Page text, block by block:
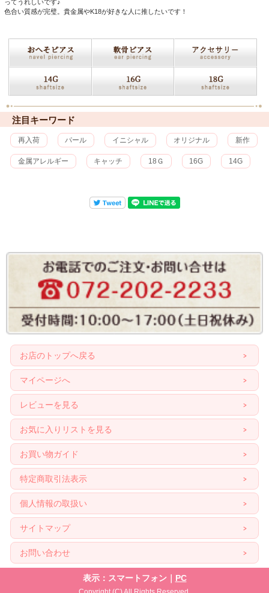
ってうれしいです♪
色合い質感が完璧。貴金属やK18が好きな人に推したいです！
注目キーワード
再入荷 パール イニシャル オリジナル 新作
金属アレルギー キャッチ 18Ｇ 16G 14G
お店のトップへ戻る
マイページへ
レビューを見る
お気に入りリストを見る
お買い物ガイド
特定商取引法表示
個人情報の取扱い
サイトマップ
お問い合わせ
表示：スマートフォン｜ PC